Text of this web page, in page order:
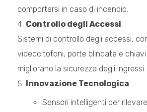
comportarsi in caso di incendio.
Controllo degli Accessi
Sistemi di controllo degli accessi,
videocitofoni, porte blindate e chiavi
migliorano la sicurezza degli ingressi.
Innovazione Tecnologica
Sensori intelligenti per